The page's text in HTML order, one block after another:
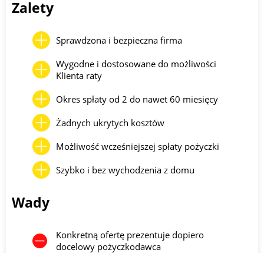
Zalety
Sprawdzona i bezpieczna firma
Wygodne i dostosowane do możliwości
Klienta raty
Okres spłaty od 2 do nawet 60 miesięcy
Żadnych ukrytych kosztów
Możliwość wcześniejszej spłaty pożyczki
Szybko i bez wychodzenia z domu
Wady
Konkretną ofertę prezentuje dopiero
docelowy pożyczkodawca